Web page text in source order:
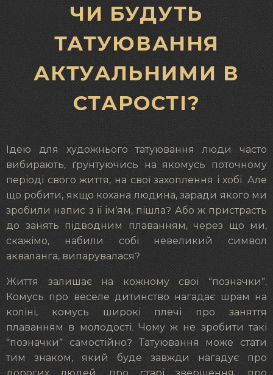
ЧИ БУДУТЬ
ТАТУЮВАННЯ
АКТУАЛЬНИМИ В
СТАРОСТІ?
Ідею для художнього татуювання люди часто
вибирають, ґрунтуючись на якомусь поточному
періоді свого життя, на свої захоплення і хобі. Але
що робити, якщо кохана людина, заради якого ми
зробили напис з її ім’ям, пішла? Або ж пристрасть
до занять підводним плаванням, через що ми,
скажімо, набили собі невеликий символ
акваланга, випарувалася?
Життя залишає на кожному свої “позначки”.
Комусь про веселе дитинство нагадає шрам на
коліні, комусь широкі плечі про заняття
плаванням в молодості. Чому ж не зробити такі
“позначки” самостійно? Татуювання може стати
тим знаком, який буде завжди нагадує про